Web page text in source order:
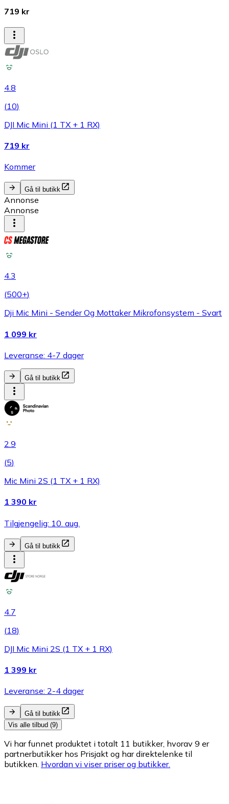
719 kr
4.8
(10)
DJI Mic Mini (1 TX + 1 RX)
719 kr
Kommer
Gå til butikk
Annonse
Annonse
4.3
(500+)
Dji Mic Mini - Sender Og Mottaker Mikrofonsystem - Svart
1 099 kr
Leveranse: 4-7 dager
Gå til butikk
2.9
(5)
Mic Mini 2S (1 TX + 1 RX)
1 390 kr
Tilgjengelig: 10. aug.
Gå til butikk
4.7
(18)
DJI Mic Mini 2S (1 TX + 1 RX)
1 399 kr
Leveranse: 2-4 dager
Gå til butikk
Vis alle tilbud (9)
Vi har funnet produktet i totalt 11 butikker, hvorav 9 er
partnerbutikker hos Prisjakt og har direktelenke til
butikken. Hvordan vi viser priser og butikker.